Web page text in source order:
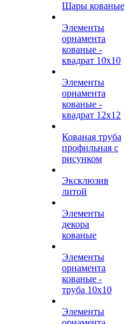
Шары кованые
Элементы
орнамента
кованые -
квадрат 10х10
Элементы
орнамента
кованые -
квадрат 12х12
Кованая труба
профильная с
рисунком
Эксклюзив
литой
Элементы
декора
кованые
Элементы
орнамента
кованые -
труба 10х10
Элементы